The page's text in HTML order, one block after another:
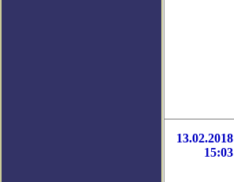
13.02.2018
15:03